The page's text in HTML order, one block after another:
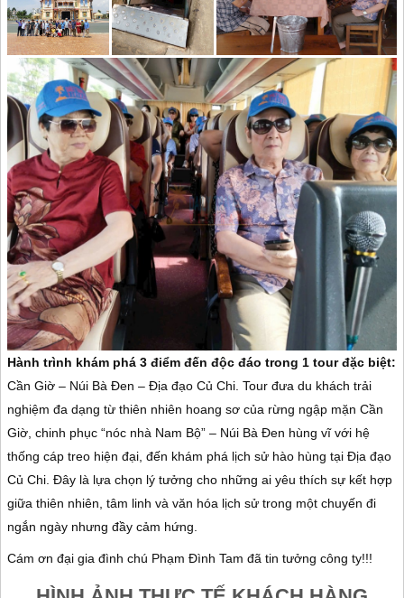
Hành trình khám phá 3 điểm đến độc đáo trong 1 tour đặc biệt:
Cần Giờ – Núi Bà Đen – Địa đạo Củ Chi. Tour đưa du khách trải
nghiệm đa dạng từ thiên nhiên hoang sơ của rừng ngập mặn Cần
Giờ, chinh phục “nóc nhà Nam Bộ” – Núi Bà Đen hùng vĩ với hệ
thống cáp treo hiện đại, đến khám phá lịch sử hào hùng tại Địa đạo
Củ Chi. Đây là lựa chọn lý tưởng cho những ai yêu thích sự kết hợp
giữa thiên nhiên, tâm linh và văn hóa lịch sử trong một chuyến đi
ngắn ngày nhưng đầy cảm hứng.
Cám ơn đại gia đình chú Phạm Đình Tam đã tin tưởng công ty!!!